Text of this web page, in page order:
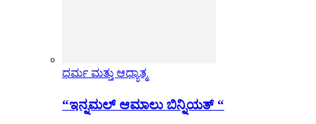
ಧರ್ಮ ಮತ್ತು ಆಧ್ಯಾತ್ಮ
“ಇನ್ನಮಲ್ ಆಮಾಲು ಬಿನ್ನಿಯತ್ “